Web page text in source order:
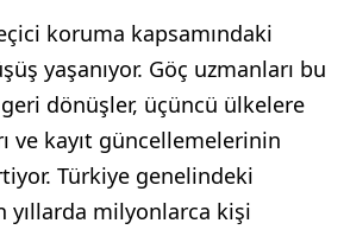
koruma kapsamındaki
yaşanıyor. Göç uzmanları bu
dönüşler, üçüncü ülkelere
ve kayıt güncellemelerinin
Türkiye genelindeki
yıllarda milyonlarca kişi